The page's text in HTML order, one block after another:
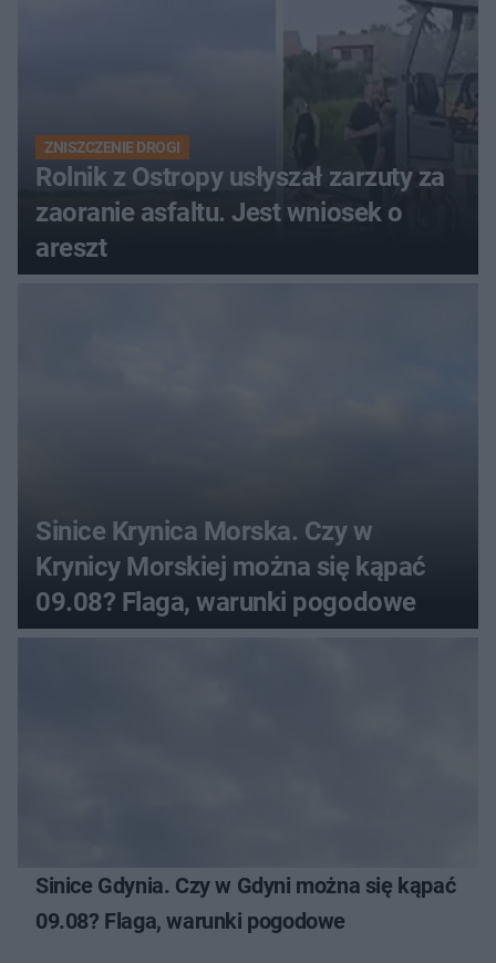
ZNISZCZENIE DROGI
Rolnik z Ostropy usłyszał zarzuty za
zaoranie asfaltu. Jest wniosek o
areszt
Sinice Krynica Morska. Czy w
Krynicy Morskiej można się kąpać
09.08? Flaga, warunki pogodowe
Sinice Gdynia. Czy w Gdyni można się kąpać
09.08? Flaga, warunki pogodowe